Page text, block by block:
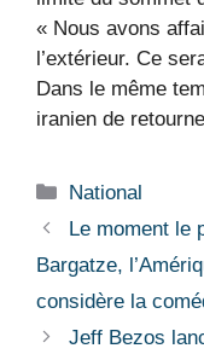
« Nous avons
l’extérieur. Ce
Dans le même
iranien de
Catégories
National
Le moment le
Bargatze,
considère la
Jeff Bezos